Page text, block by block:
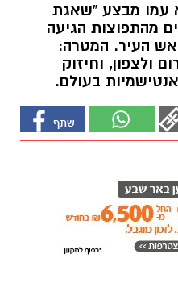
עמו מבצע "שאגת
מהתפוצות הגיעה
העיר. המטרה:
ולצפון, וחיזוק
בעולם.